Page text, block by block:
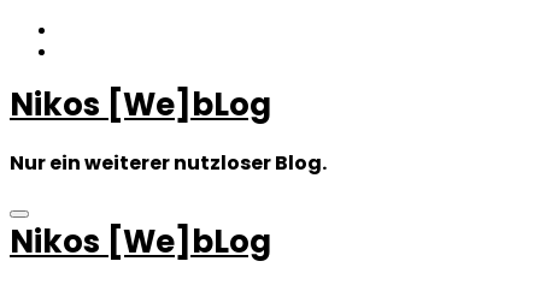
Zum
Inhalt
Nikos [We]bLog
Nur ein weiterer nutzloser Blog.
Nikos [We]bLog